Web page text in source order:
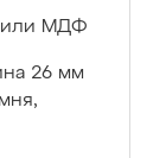
МДФ
26 мм